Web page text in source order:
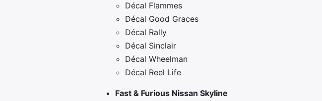
Décal Flammes
Décal Good Graces
Décal Rally
Décal Sinclair
Décal Wheelman
Décal Reel Life
Fast & Furious Nissan Skyline